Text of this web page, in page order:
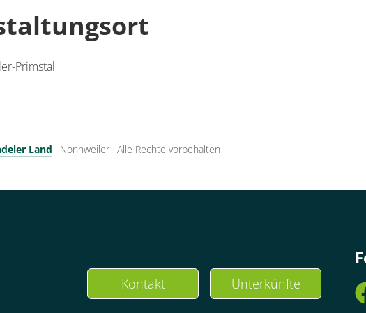
Primstal
Land · Nonnweiler · Alle Rechte vorbehalten
Kontakt Unterkünfte